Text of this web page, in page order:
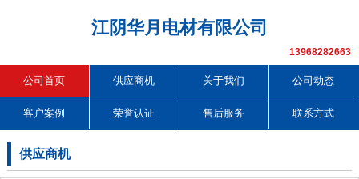
江阴华月电材有限公司
13968282663
公司首页 供应商机 关于我们 公司动态
客户案例 荣誉认证 售后服务 联系方式
供应商机